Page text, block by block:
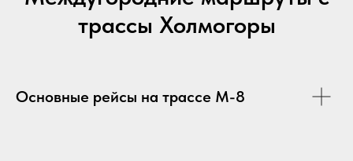
трассы Холмогоры
Основные рейсы на трассе М-8